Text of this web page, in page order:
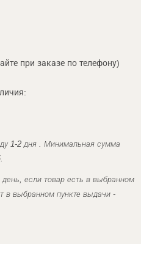
при заказе по телефону)
1-2 дня . Минимальная сумма
если товар есть в выбранном
в выбранном пункте выдачи -